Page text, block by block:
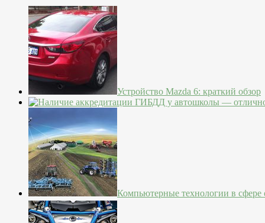
Устройство Mazda 6: краткий обзор
Компьютерные технологии в сфере